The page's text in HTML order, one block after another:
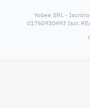
Yobee SRL -
01760930493 Iscr.